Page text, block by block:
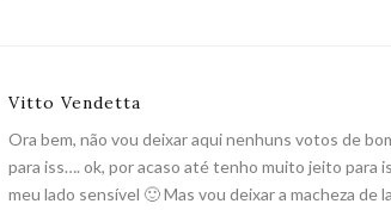
Vitto Vendetta
Ora bem, não vou deixar aqui nenhuns votos de
para iss…. ok, por acaso até tenho muito jeito para
meu lado sensível 🙂 Mas vou deixar a macheza